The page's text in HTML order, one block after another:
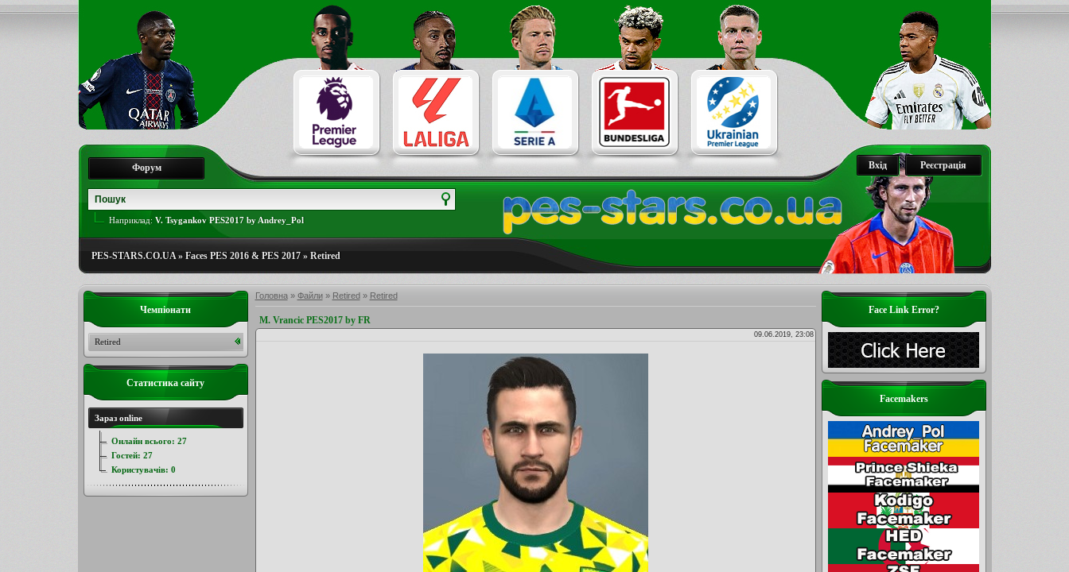
Реєстрація
Вхід
Форум
Наприклад: V. Tsygankov PES2017 by Andrey_Pol
PES-STARS.CO.UA» Faces PES 2016 & PES 2017» Retired
Головна» Файли» Retired» Retired
M. Vrancic PES2017 by FR
09.06.2019, 23:08
Face Link Error?
Facemakers
Чемпіонати
Retired
Статистика сайту
Зараз online
Онлайн всього: 27
Гостей: 27
Користувачів: 0